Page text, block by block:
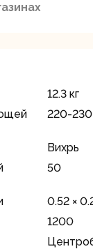
12.3 кг
220-230
Вихрь
50
0.52 ×
1200